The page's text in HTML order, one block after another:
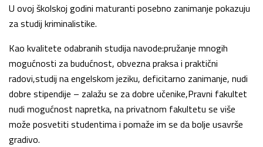
U ovoj školskoj godini maturanti posebno zanimanje pokazuju
za studij kriminalistike.
Kao kvalitete odabranih studija navode:pružanje mnogih
mogućnosti za budućnost, obvezna praksa i praktični
radovi,studij na engelskom jeziku, deficitarno zanimanje, nudi
dobre stipendije – zalažu se za dobre učenike,Pravni fakultet
nudi mogućnost napretka, na privatnom fakultetu se više
može posvetiti studentima i pomaže im se da bolje usavrše
gradivo.